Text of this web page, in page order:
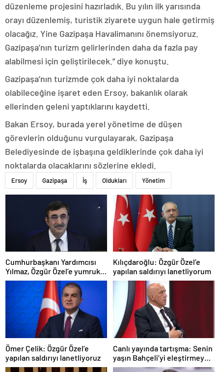
düzenleme projesini hazırladık. Bu yılın ilk yarısında
orayı düzenlemiş, turistik ziyarete uygun hale getirmiş
olacağız. Yine Gazipaşa Havalimanını önemsiyoruz.
Gazipaşa’nın turizm gelirlerinden daha da fazla pay
alabilmesi için geliştirilecek.” diye konuştu.
Gazipaşa’nın turizmde çok daha iyi noktalarda
olabileceğine işaret eden Ersoy, bakanlık olarak
ellerinden geleni yaptıklarını kaydetti.
Bakan Ersoy, burada yerel yönetime de düşen
görevlerin olduğunu vurgulayarak, Gazipaşa
Belediyesinde de işbaşına geldiklerinde çok daha iyi
noktalarda olacaklarını sözlerine ekledi.
Ersoy Gazipaşa İş Oldukları Yönetim
Cumhurbaşkanı Yardımcısı
Yılmaz, Özgür Özel’e yumruklu
saldırıyı kınadı
Kılıçdaroğlu: Özgür Özel’e
yapılan saldırıyı lanetliyorum
Ömer Çelik: Özgür Özel’e
yapılan saldırıyı lanetliyoruz
Canlı yayında tartışma: Senin
yaşın Bahçeli’yi eleştirmeye
yetmez